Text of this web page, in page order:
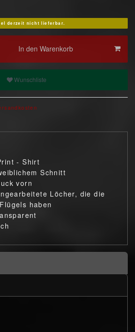
derzeit nicht lieferbar.
In den Warenkorb
Wunschliste
- Shirt
Schnitt
vorn
Löcher, die die
haben